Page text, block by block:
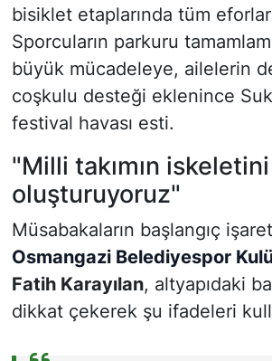
bisiklet etaplarında tüm
Sporcuların parkuru
büyük mücadeleye, ailelerin
coşkulu desteği eklenince
festival havası esti.
"Milli takımın iskeletini
oluşturuyoruz"
Müsabakaların başlangıç
Osmangazi Belediyespor
Fatih Karayılan, altyapıdaki
dikkat çekerek şu ifadeleri